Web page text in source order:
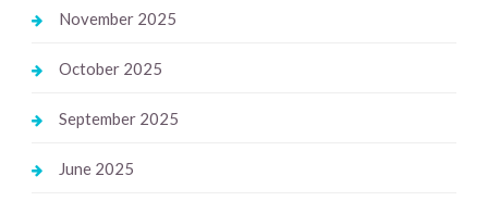
November 2025
October 2025
September 2025
June 2025